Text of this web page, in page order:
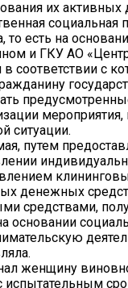
их
то есть на
и ГКУ АО
в соответствии с
ситуации.
путем
денежных
средствами,
основании
женщину
испытательным